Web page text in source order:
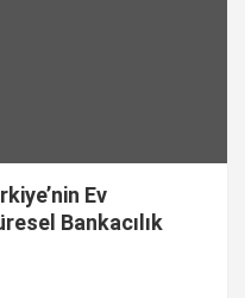
Ev
Bankacılık